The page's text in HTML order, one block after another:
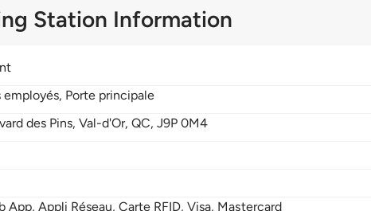
Station Information
employés, Porte principale
des Pins,Val-d'Or,QC,J9P 0M4
App, Appli Réseau, Carte RFID, Visa, Mastercard